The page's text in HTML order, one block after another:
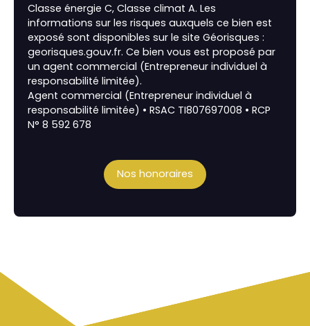
Classe énergie C, Classe climat A. Les
informations sur les risques auxquels ce bien est
exposé sont disponibles sur le site Géorisques :
georisques.gouv.fr. Ce bien vous est proposé par
un agent commercial (Entrepreneur individuel à
responsabilité limitée).
Agent commercial (Entrepreneur individuel à
responsabilité limitée) • RSAC TI807697008 • RCP
N° 8 592 678
Nos honoraires